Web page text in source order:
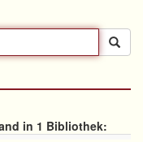
in 1 Bibliothek: